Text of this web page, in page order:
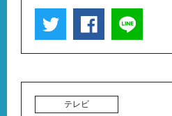
テレビ